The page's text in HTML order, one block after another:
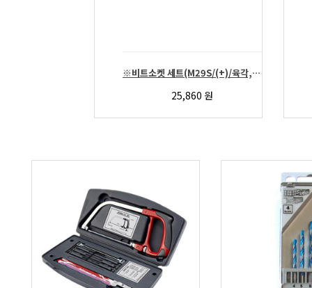
※비트소켓 세트(M29S/(+)/육각,소켓/29pcs/NAVI)
25,860 원